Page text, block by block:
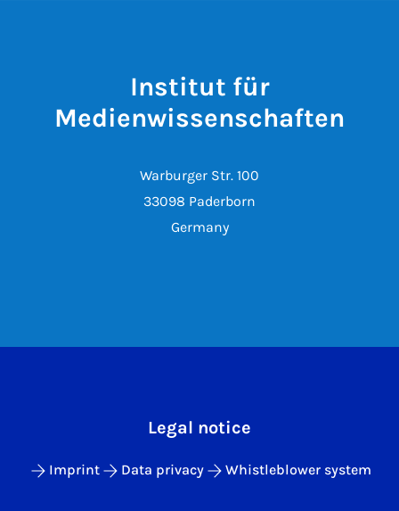
Institut für
Medienwissenschaften
Warburger Str. 100
33098 Paderborn
Germany
Legal notice
Imprint Data privacy Whistleblower system